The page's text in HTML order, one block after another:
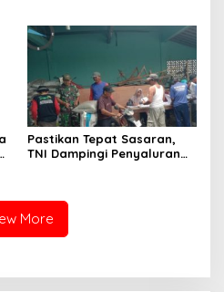
Pastikan Tepat Sasaran,
TNI Dampingi Penyaluran
More